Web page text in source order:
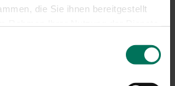
die Sie ihnen bereitgestellt